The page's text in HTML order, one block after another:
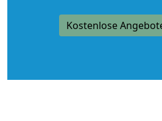
Kostenlose